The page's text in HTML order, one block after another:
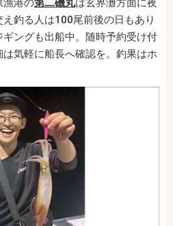
漁港の第二磯丸は玄界灘方面に夜
釣る人は100尾前後の日もあり
ングも出船中。随時予約受け付
気軽に船長へ確認を。釣果はホ